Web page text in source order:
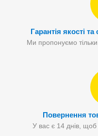
Гарантія якості
Ми пропонуємо
Повернення
У вас є 14 днів, щоб